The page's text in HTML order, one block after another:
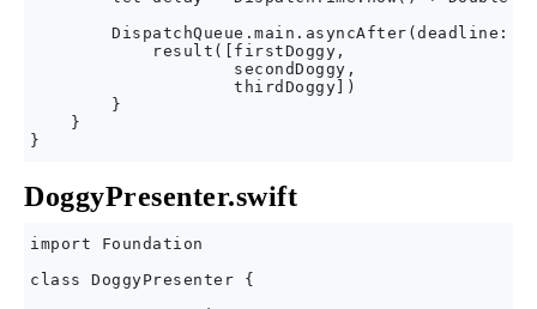
DispatchQueue.main.asyncAfter(deadline:
            result([firstDoggy,
                    secondDoggy,
                    thirdDoggy])
        }
    }
DoggyPresenter.swift
import Foundation
class DoggyPresenter {